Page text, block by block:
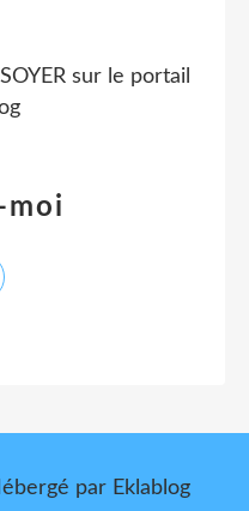
moi
sur le portail
par Eklablog